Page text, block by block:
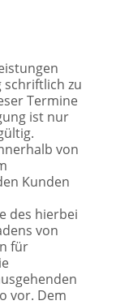
zu
Termine
ist nur
von
Kunden
des hierbei
von
für
vor. Dem